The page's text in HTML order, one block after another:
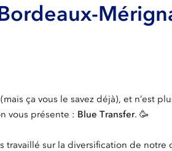
ça vous le savez déjà), et n’est
vous présente : Blue Transfer. 🥳
travaillé sur la diversification de notre